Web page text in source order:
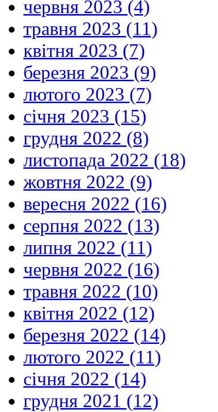
червня 2023 (4)
травня 2023 (11)
квітня 2023 (7)
березня 2023 (9)
лютого 2023 (7)
січня 2023 (15)
грудня 2022 (8)
листопада 2022 (18)
жовтня 2022 (9)
вересня 2022 (16)
серпня 2022 (13)
липня 2022 (11)
червня 2022 (16)
травня 2022 (10)
квітня 2022 (12)
березня 2022 (14)
лютого 2022 (11)
січня 2022 (14)
грудня 2021 (12)